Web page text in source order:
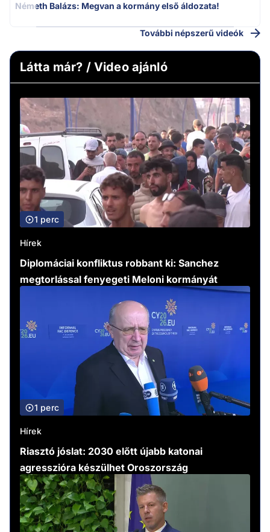
Németh Balázs: Megvan a kormány első áldozata!
További népszerű videók
Látta már? / Video ajánló
1 perc
Hírek
Diplomáciai konfliktus robbant ki: Sanchez
megtorlással fenyegeti Meloni kormányát
1 perc
Hírek
Riasztó jóslat: 2030 előtt újabb katonai
agresszióra készülhet Oroszország